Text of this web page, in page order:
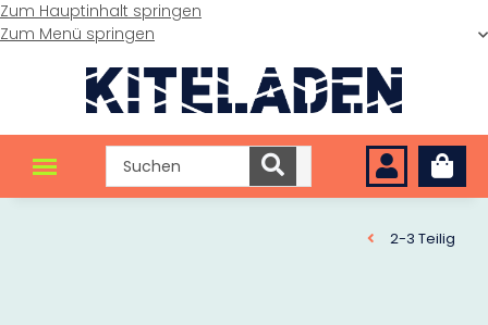
Zum Hauptinhalt springen
Zum Menü springen
2-3 Teilig